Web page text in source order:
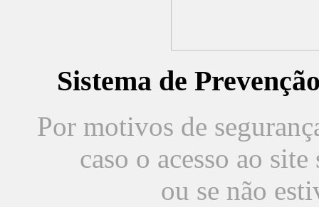
Sistema de
Por motivos de
caso o acesso ao
ou se não